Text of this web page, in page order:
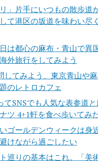
リ」片手にいつもの散歩道
て港区の坂道を味わい尽
は都心の麻布・青山で異
外旅行をしてみよう
してみよう、東京青山や
のレトロカフェ
てSNSでも人気な表参道
ツ 4+1軒を食べ歩いてみ
ゴールデンウィークは身
けながら過ごしたい
巡りの基本はこれ。「美